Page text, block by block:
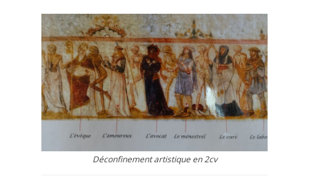
Déconfinement artistique en 2cv